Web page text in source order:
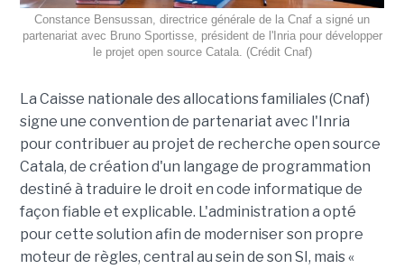
Constance Bensussan, directrice générale de la Cnaf a signé un
partenariat avec Bruno Sportisse, président de l'Inria pour développer
le projet open source Catala. (Crédit Cnaf)
La Caisse nationale des allocations familiales (Cnaf)
signe une convention de partenariat avec l'Inria
pour contribuer au projet de recherche open source
Catala, de création d'un langage de programmation
destiné à traduire le droit en code informatique de
façon fiable et explicable. L'administration a opté
pour cette solution afin de moderniser son propre
moteur de règles, central au sein de son SI, mais «